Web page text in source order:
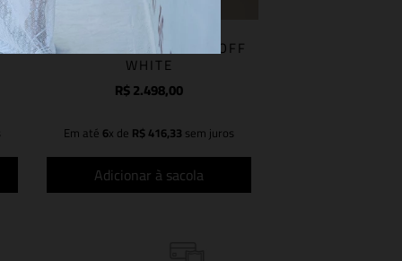
VESTIDO MIDI CHIARA OFF
WHITE
R$2.498,00
Em até 6x de R$416,33 sem juros
Adicionar à sacola